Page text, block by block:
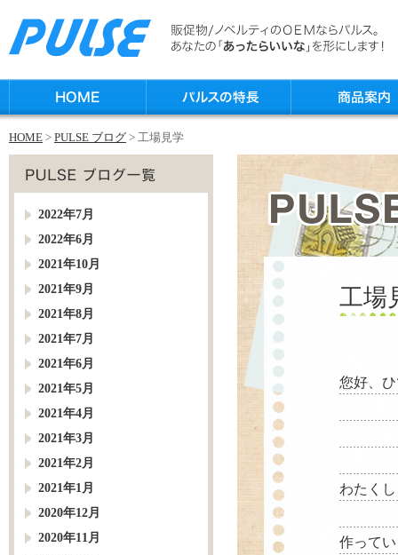
HOME > PULSE ブログ > 工場見学
2022年7月
2022年6月
2021年10月
2021年9月
2021年8月
2021年7月
2021年6月
2021年5月
2021年4月
2021年3月
2021年2月
2021年1月
2020年12月
2020年11月
工場
您好、
わたく
作って